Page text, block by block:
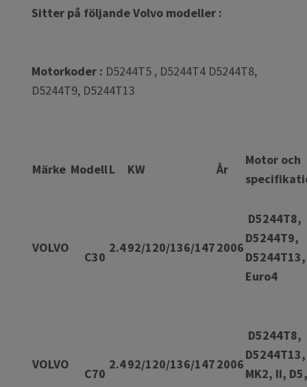
Sitter på följande Volvo modeller :
Motorkoder : D5244T5 , D5244T4 D5244T8,
D5244T9, D5244T13
Märke ModellL KW År
Motor och
VOLVO
C30
2.492/120/136/1472006
D5244T8,
D5244T9,
VOLVO
C70
2.492/120/136/1472006
D5244T8,
D5244T13,
MK2, II, D5,